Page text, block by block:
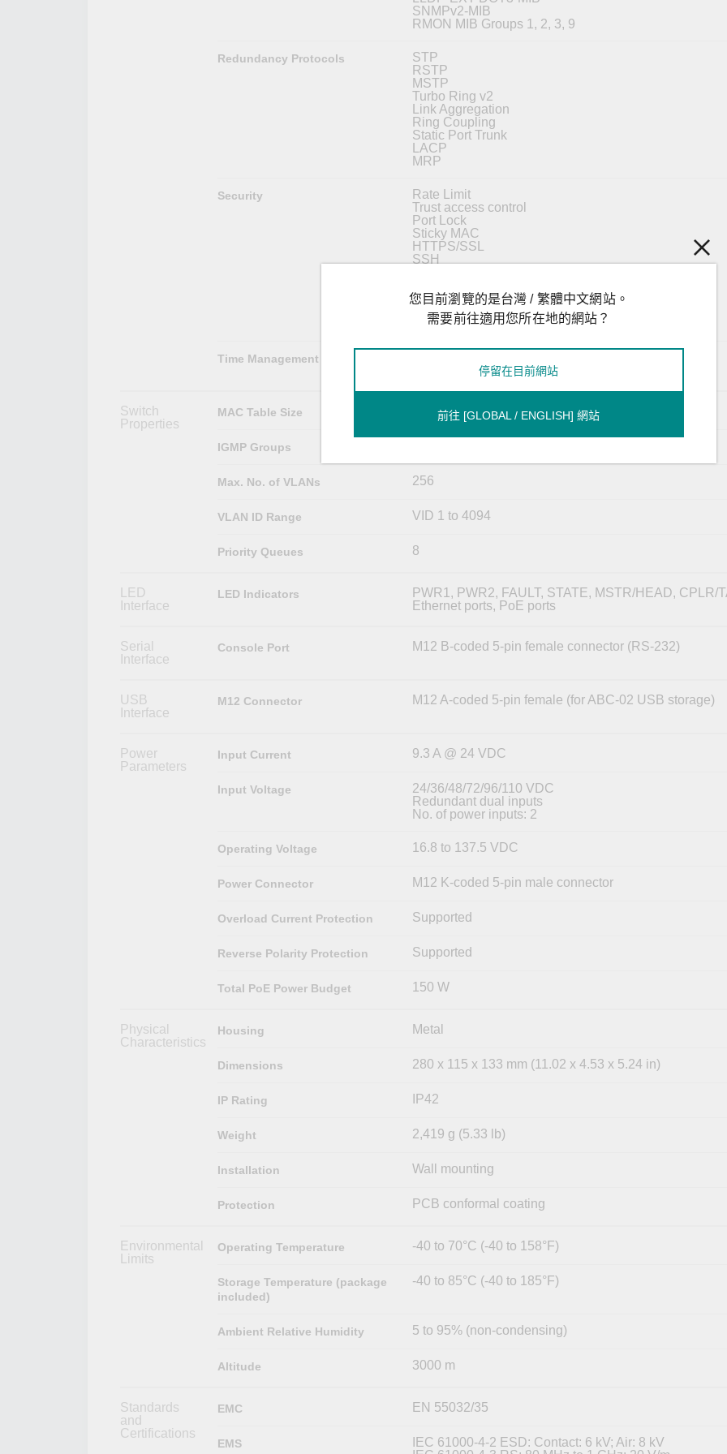
SNMPv2-MIB
RMON MIB Groups 1, 2, 3, 9
Redundancy Protocols
STP
RSTP
MSTP
Turbo Ring v2
Link Aggregation
Ring Coupling
Static Port Trunk
LACP
MRP
Security
Rate Limit
Trust access control
Port Lock
Sticky MAC
HTTPS/SSL
SSH
Access control list
Login and password policy
DHCP Snooping
Time Management
NTP Server/Client
Switch
Properties
MAC Table Size 16 K
IGMP Groups
Max. No. of VLANs 256
VLAN ID Range VID 1 to 4094
Priority Queues 8
LED
Interface
LED Indicators
PWR1, PWR2, FAULT, STATE, MSTR/HEAD, CPLR/
Ethernet ports, PoE ports
Serial
Interface
Console Port M12 B-coded 5-pin female connector (RS-232)
USB
Interface
M12 Connector M12 A-coded 5-pin female (for ABC-02 USB storage)
Power
Parameters
Input Current 9.3 A @ 24 VDC
Input Voltage
24/36/48/72/96/110 VDC
Redundant dual inputs
No. of power inputs: 2
Operating Voltage 16.8 to 137.5 VDC
Power Connector M12 K-coded 5-pin male connector
Overload Current Protection Supported
Reverse Polarity Protection Supported
Total PoE Power Budget 150 W
Physical
Characteristics
Housing Metal
Dimensions 280 x 115 x 133 mm (11.02 x 4.53 x 5.24 in)
IP Rating IP42
Weight 2,419 g (5.33 lb)
Installation Wall mounting
Protection PCB conformal coating
Environmental
Limits
Operating Temperature -40 to 70°C (-40 to 158°F)
Storage Temperature (package
included)
-40 to 85°C (-40 to 185°F)
Ambient Relative Humidity 5 to 95% (non-condensing)
Altitude 3000 m
Standards
and
Certifications
EMC EN 55032/35
EMS
IEC 61000-4-2 ESD: Contact: 6 kV; Air: 8 kV
您目前瀏覽的是台灣 / 繁體中文網站。
需要前往適用您所在地的網站？
停留在目前網站
前往 [GLOBAL / ENGLISH] 網站